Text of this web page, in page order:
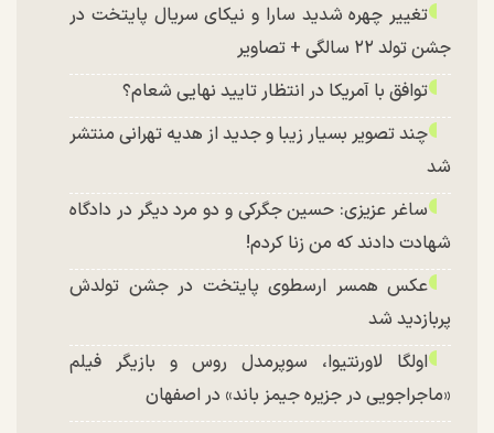
تغییر چهره شدید سارا و نیکای سریال پایتخت در
جشن تولد ۲۲ سالگی + تصاویر
توافق با آمریکا در انتظار تایید نهایی شعام؟
چند تصویر بسیار زیبا و جدید از هدیه تهرانی منتشر
شد
ساغر عزیزی: حسین جگرکی و دو مرد دیگر در دادگاه
شهادت دادند که من زنا کردم!
عکس همسر ارسطوی پایتخت در جشن تولدش
پربازدید شد
اولگا لاورنتیوا، سوپرمدل روس و بازیگر فیلم
«ماجراجویی در جزیره جیمز باند» در اصفهان